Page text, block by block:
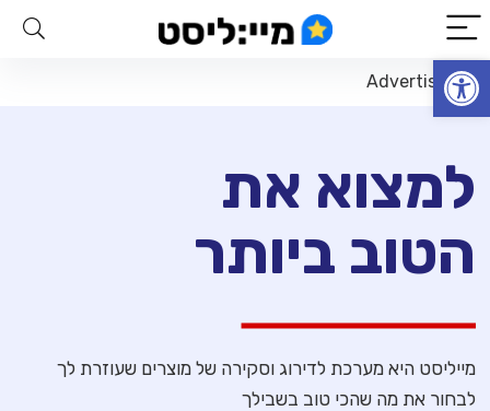
פתח סרגל נגישות
Advertisement
למצוא את
הטוב ביותר
מייליסט היא מערכת לדירוג וסקירה של מוצרים שעוזרת לך
לבחור את מה שהכי טוב בשבילך